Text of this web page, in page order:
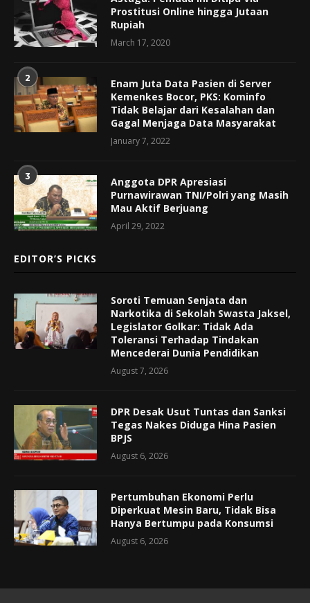
Prostitusi Online hingga Jutaan
Rupiah
March 17, 2020
2
Enam Juta Data Pasien di Server
Kemenkes Bocor, PKS: Kominfo
Tidak Belajar dari Kesalahan dan
Gagal Menjaga Data Masyarakat
January 7, 2022
3
Anggota DPR Apresiasi
Purnawirawan TNI/Polri yang Masih
Mau Aktif Berjuang
April 29, 2022
EDITOR’S PICKS
Soroti Temuan Senjata dan
Narkotika di Sekolah Swasta Jaksel,
Legislator Golkar: Tidak Ada
Toleransi Terhadap Tindakan
Mencederai Dunia Pendidikan
August 7, 2026
DPR Desak Usut Tuntas dan Sanksi
Tegas Nakes Diduga Hina Pasien
BPJS
August 6, 2026
Pertumbuhan Ekonomi Perlu
Diperkuat Mesin Baru, Tidak Bisa
Hanya Bertumpu pada Konsumsi
August 6, 2026